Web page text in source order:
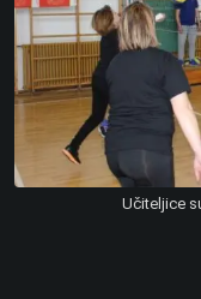
Učiteljice